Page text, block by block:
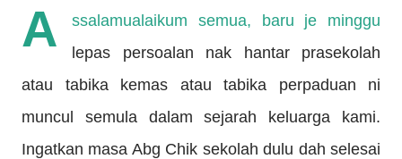
A
ssalamualaikum semua, baru je minggu
lepas persoalan nak hantar prasekolah
atau tabika kemas atau tabika perpaduan ni
muncul semula dalam sejarah keluarga kami.
Ingatkan masa Abg Chik sekolah dulu dah selesai